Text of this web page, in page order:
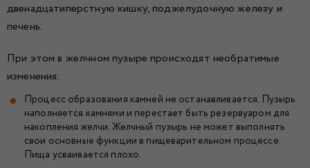
двенадцатиперстную кишку, поджелудочную железу и
печень.
При этом в желчном пузыре происходят необратимые
изменения:
Процесс образования камней не останавливается. Пузырь
наполняется камнями и перестает быть резервуаром для
накопления желчи. Желчный пузырь не может выполнять
свои основные функции в пищеварительном процессе.
Пища усваивается плохо.